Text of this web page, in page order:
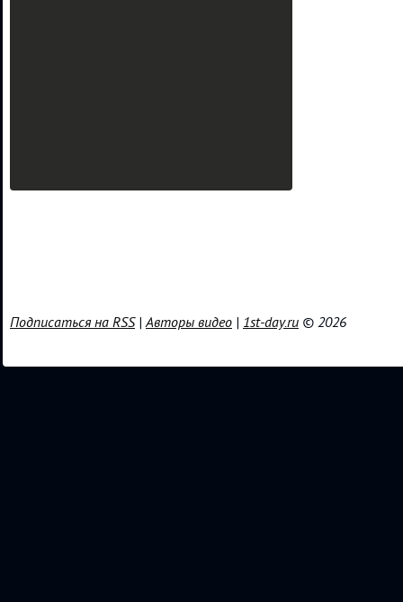
Подписаться на RSS|Авторы видео | 1st-day.ru © 2026